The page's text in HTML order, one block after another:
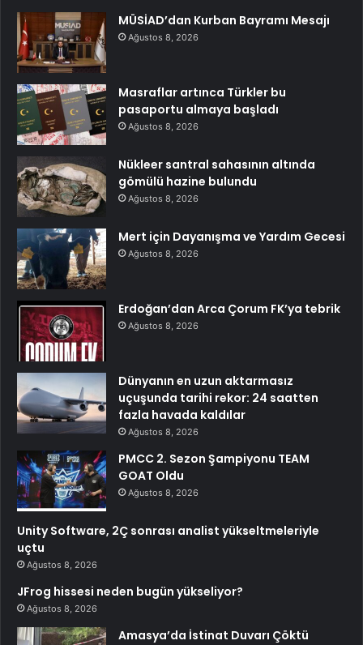
MÜSİAD’dan Kurban Bayramı Mesajı
Ağustos 8, 2026
Masraflar artınca Türkler bu
pasaportu almaya başladı
Ağustos 8, 2026
Nükleer santral sahasının altında
gömülü hazine bulundu
Ağustos 8, 2026
Mert için Dayanışma ve Yardım Gecesi
Ağustos 8, 2026
Erdoğan’dan Arca Çorum FK’ya tebrik
Ağustos 8, 2026
Dünyanın en uzun aktarmasız
uçuşunda tarihi rekor: 24 saatten
fazla havada kaldılar
Ağustos 8, 2026
PMCC 2. Sezon Şampiyonu TEAM
GOAT Oldu
Ağustos 8, 2026
Unity Software, 2Ç sonrası analist yükseltmeleriyle
uçtu
Ağustos 8, 2026
JFrog hissesi neden bugün yükseliyor?
Ağustos 8, 2026
Amasya’da İstinat Duvarı Çöktü